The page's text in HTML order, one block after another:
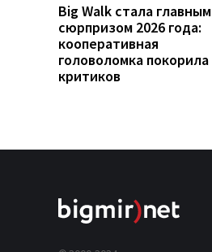
Big Walk стала главным
сюрпризом 2026 года:
кооперативная
головоломка покорила
критиков